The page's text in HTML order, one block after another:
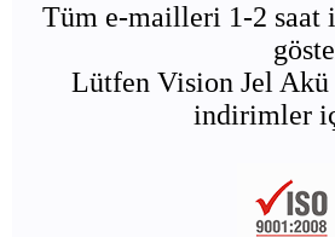
Tüm e-mailleri 1-2 saat
Lütfen Vision Jel Akü
indirimler